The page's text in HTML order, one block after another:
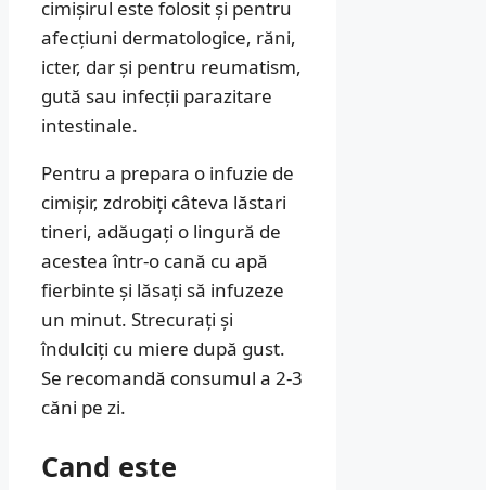
cimișirul este folosit și pentru
afecțiuni dermatologice, răni,
icter, dar și pentru reumatism,
gută sau infecții parazitare
intestinale.
Pentru a prepara o infuzie de
cimișir, zdrobiți câteva lăstari
tineri, adăugați o lingură de
acestea într-o cană cu apă
fierbinte și lăsați să infuzeze
un minut. Strecurați și
îndulciți cu miere după gust.
Se recomandă consumul a 2-3
căni pe zi.
Cand este